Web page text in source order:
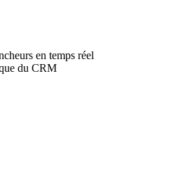
en temps réel
du CRM